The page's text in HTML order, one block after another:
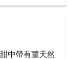
GINGER 陳
YEE JAI LEMON
中帶有薑天然